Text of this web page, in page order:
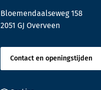
website)
Bloemendaalseweg 158
2051 GJ Overveen
Contact en openingstijden